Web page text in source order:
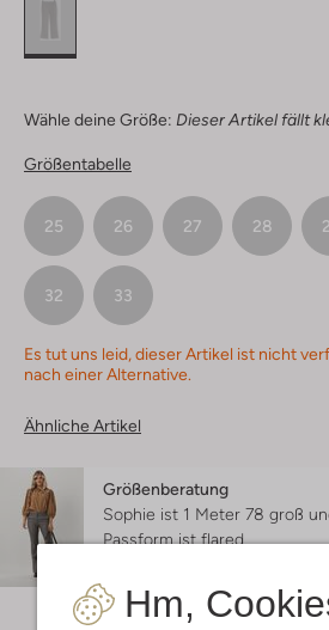
Hm,
Wähle deine Größe: Dieser Artikel fällt
Größentabelle
25 26 27 28
32 33
Es tut uns leid, dieser Artikel ist nicht
nach einer Alternative.
Ähnliche Artikel
Größenberatung
Sophie ist 1 Meter 78 groß
Passform istflared.